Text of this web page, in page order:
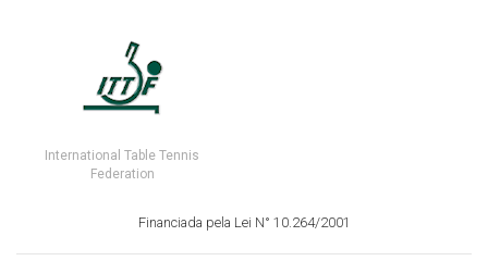
International Table Tennis
Federation
Financiada pela Lei N° 10.264/2001